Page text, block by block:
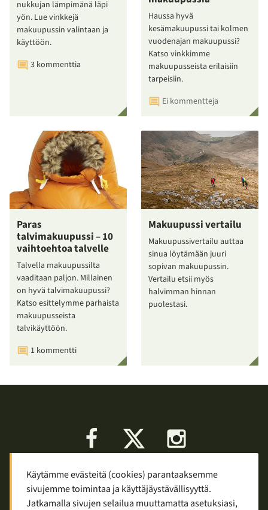
nukkujan lämpimänä läpi
yön. Lue vinkkejä
makuupussin valintaan ja
käyttöön.
3 kommenttia
Haussa hyvä
kesämakuupussi tai kolmen
vuodenajan makuupussi?
Katso vinkkimme
makuupusseista erilaisiin
tarpeisiin.
Ei kommentteja
Paras
talvimakuupussi – 10
vaihtoehtoa talvelle
Talvella makuupussilta
vaaditaan paljon. Millainen
on hyvä talvimakuupussi?
Katso esittelymme parhaista
makuupusseista
talvikäyttöön.
1 kommentti
Makuupussi vertailu
Makuupussivertailu auttaa
sinua löytämään juuri
sopivan makuupussin.
Vertailu etsii myös
halvimman hinnan
puolestasi.
Facebook
Keskustelu Palaute
Tietosuoja
Mainostaminen ja yhteistyö
Käytämme evästeitä (cookies) parantaaksemme
sivujemme toimintaa ja käyttäjäystävällisyyttä.
Jatkamalla sivujen selailua muuttamatta asetuksiasi,